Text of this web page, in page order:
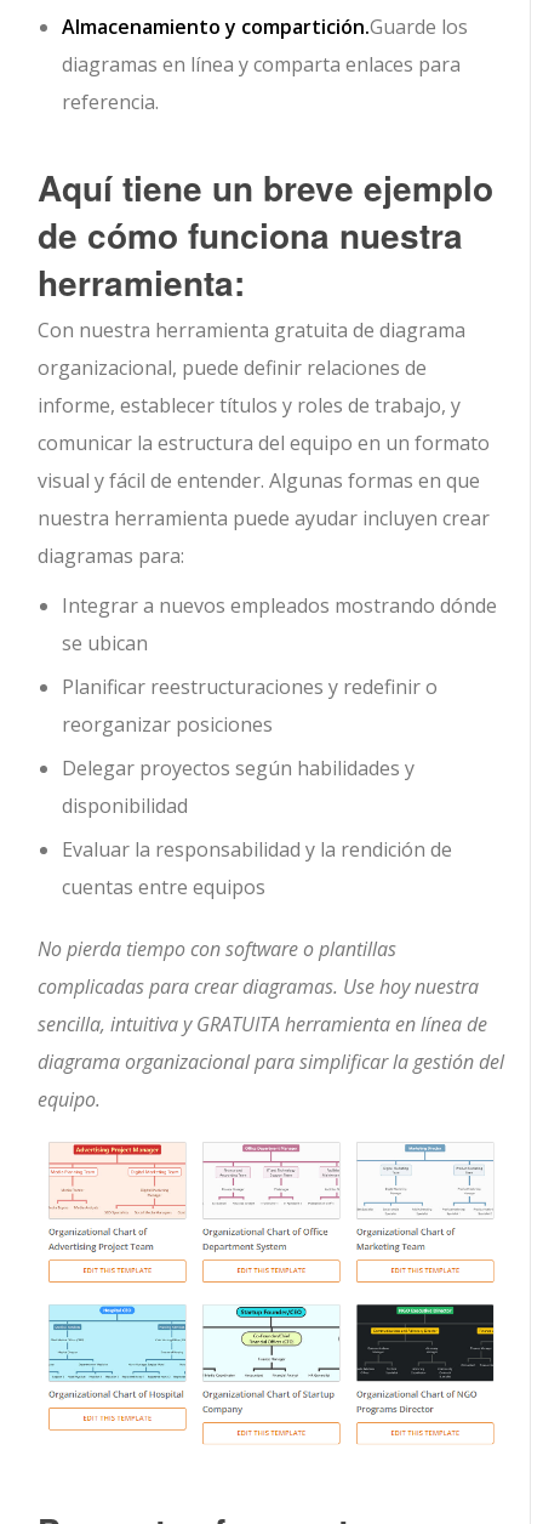
Almacenamiento y compartición.Guarde los
diagramas en línea y comparta enlaces para
referencia.
Aquí tiene un breve ejemplo
de cómo funciona nuestra
herramienta:
Con nuestra herramienta gratuita de diagrama
organizacional, puede definir relaciones de
informe, establecer títulos y roles de trabajo, y
comunicar la estructura del equipo en un formato
visual y fácil de entender. Algunas formas en que
nuestra herramienta puede ayudar incluyen crear
diagramas para:
Integrar a nuevos empleados mostrando dónde
se ubican
Planificar reestructuraciones y redefinir o
reorganizar posiciones
Delegar proyectos según habilidades y
disponibilidad
Evaluar la responsabilidad y la rendición de
cuentas entre equipos
No pierda tiempo con software o plantillas
complicadas para crear diagramas. Use hoy nuestra
sencilla, intuitiva y GRATUITA herramienta en línea de
diagrama organizacional para simplificar la gestión del
equipo.